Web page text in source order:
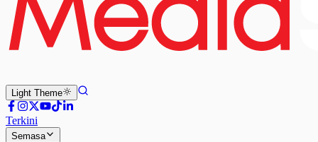
Light Theme
Terkini
Semasa